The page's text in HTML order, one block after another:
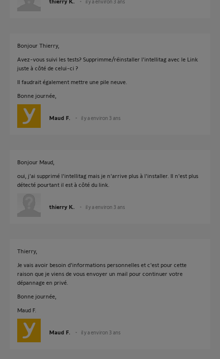
Bonjour Thierry,
Avez-vous suivi les tests? Supprimme/réinstaller l'intellitag avec le Link
juste à côté de celui-ci ?
Il faudrait également mettre une pile neuve.
Bonne journée,
Maud F. il y a environ 3 ans
Bonjour Maud,
oui, j'ai supprimé l'intellitag mais je n'arrive plus à l'installer. Il n'est plus
détecté pourtant il est à côté du link.
thierry K. il y a environ 3 ans
Thierry,
Je vais avoir besoin d'informations personnelles et c'est pour cette
raison que je viens de vous envoyer un mail pour continuer votre
dépannage en privé.
Bonne journée,
Maud F.
Maud F. il y a environ 3 ans